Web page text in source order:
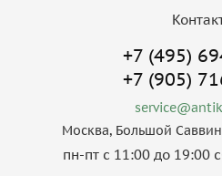
+7 (495)
+7 (905)
Москва, Большой
пн-пт с 11:00 до 19:00